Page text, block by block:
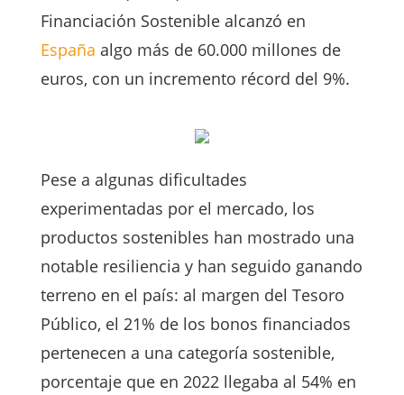
Financiación Sostenible alcanzó en
España algo más de 60.000 millones de
euros, con un incremento récord del 9%.
Pese a algunas dificultades
experimentadas por el mercado, los
productos sostenibles han mostrado una
notable resiliencia y han seguido ganando
terreno en el país: al margen del Tesoro
Público, el 21% de los bonos financiados
pertenecen a una categoría sostenible,
porcentaje que en 2022 llegaba al 54% en